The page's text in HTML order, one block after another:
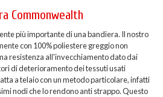
Commonwealth
più importante di una bandiera. Il nostro
con 100% poliestere greggio non
resistenza all'invecchiamento dato dai
di deterioramento dei tessuti usati
a telaio con un metodo particolare, infatti
nodi che lo rendono anti strappo. Questo